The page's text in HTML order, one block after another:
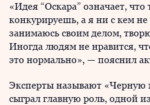
«Идея “Оскара” означает, что
конкурируешь, а я ни с кем
занимаюсь своим делом,
Иногда людям не нравится,
это нормально», — пояснил
Эксперты называют «Черную
сыграл главную роль, одной